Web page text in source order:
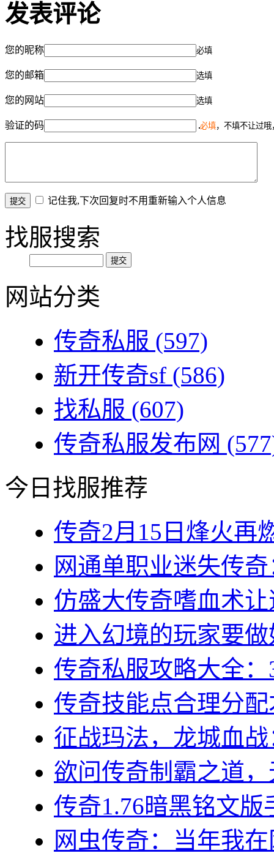
发表评论
您的昵称 必填
您的邮箱 选填
您的网站 选填
验证的码 必填，不填不让过
记住我,下次回复时不用重新输入个人信息
找服搜索
网站分类
传奇私服 (597)
新开传奇sf (586)
找私服 (607)
传奇私服发布网
今日找服推荐
传奇2月15日烽火再
网通单职业迷失传
仿盛大传奇嗜血术
进入幻境的玩家要
传奇私服攻略大全
传奇技能点合理分
征战玛法，龙城血
欲问传奇制霸之道
传奇1.76暗黑铭文
网虫传奇：当年我